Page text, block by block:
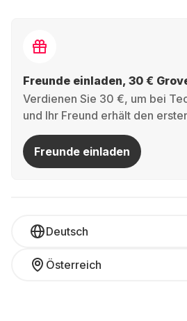
Freunde einladen, 30 €
Verdienen Sie 30 €, um bei
und Ihr Freund erhält den
Freunde einladen
Deutsch
Österreich